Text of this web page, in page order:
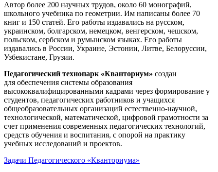
Автор более 200 научных трудов, около 60 монографий,
школьного учебника по геометрии. Им написаны более 70
книг и 150 статей. Его работы издавались на русском,
украинском, болгарском, немецком, венгерском, чешском,
польском, сербском и румынском языках. Его работы
издавались в России, Украине, Эстонии, Литве, Белоруссии,
Узбекистане, Грузии.
Педагогический технопарк «Кванториум» создан
для обеспечения системы образования
высококвалифицированными кадрами через формирование у
студентов, педагогических работников и учащихся
общеобразовательных организаций естественно-научной,
технологической, математической, цифровой грамотности за
счет применения современных педагогических технологий,
средств обучения и воспитания, с опорой на практику
учебных исследований и проектов.
Задачи Педагогического «Кванториума»